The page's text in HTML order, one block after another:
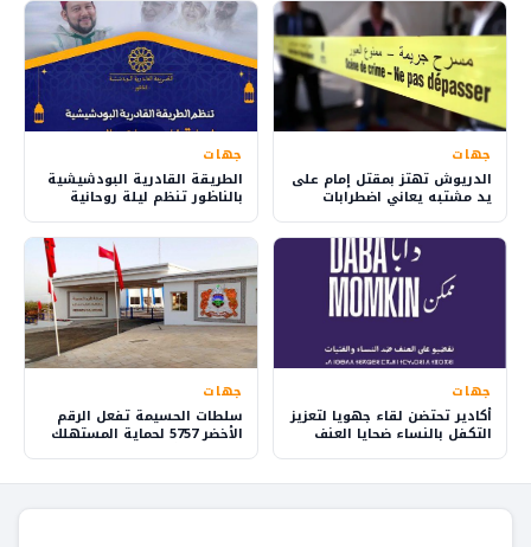
جهات
الدريوش تهتز بمقتل إمام على
يد مشتبه يعاني اضطرابات
جهات
الطريقة القادرية البودشيشية
بالناظور تنظم ليلة روحانية
للسماع والمديح
جهات
أكادير تحتضن لقاء جهويا لتعزيز
التكفل بالنساء ضحايا العنف
جهات
سلطات الحسيمة تفعل الرقم
الأخضر 5757 لحماية المستهلك